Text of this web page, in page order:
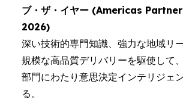
ブ・ザ・イヤー (Americas
2026)
深い技術的専門知識、強力な地域リ
規模な高品質デリバリーを駆使して
部門にわたり意思決定インテリジェ
る。